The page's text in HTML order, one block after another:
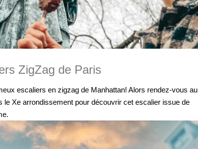
ZigZag de Paris
escaliers en zigzag de Manhattan! Alors rendez-vous au
le Xe arrondissement pour découvrir cet escalier issue de